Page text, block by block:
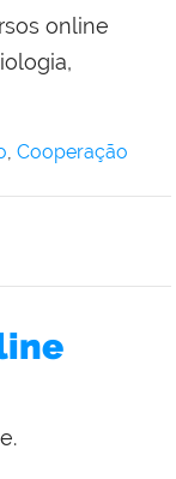
online
, Cooperação